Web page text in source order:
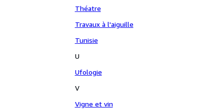
Théatre
Travaux à l'aiguille
Tunisie
U
Ufologie
V
Vigne et vin